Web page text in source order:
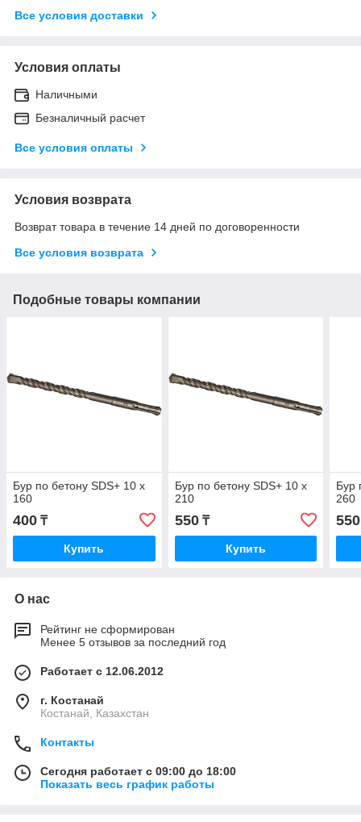
Все условия доставки
Условия оплаты
Наличными
Безналичный расчет
Все условия оплаты
Условия возврата
Возврат товара в течение 14 дней по договоренности
Все условия возврата
Подобные товары компании
Бур по бетону SDS+ 10 х
160
400 ₸
Купить
Бур по бетону SDS+ 10 х
210
550₸
Купить
Бур
260
550
О нас
Рейтинг не сформирован
Менее 5 отзывов за последний год
Работает с 12.06.2012
г. Костанай
Костанай, Казахстан
Контакты
Сегодня работает с 09:00 до 18:00
Показать весь график работы